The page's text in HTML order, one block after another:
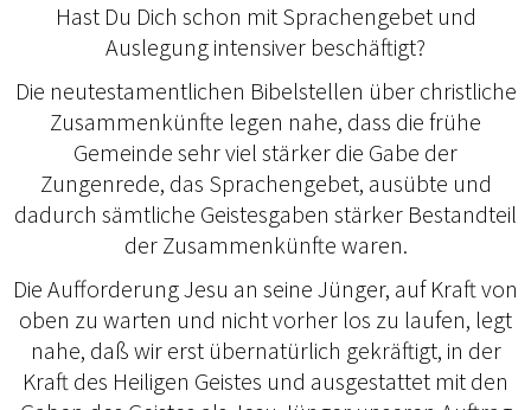
Hast Du Dich schon mit Sprachengebet und
Auslegung intensiver beschäftigt?
Die neutestamentlichen Bibelstellen über christliche
Zusammenkünfte legen nahe, dass die frühe
Gemeinde sehr viel stärker die Gabe der
Zungenrede, das Sprachengebet, ausübte und
dadurch sämtliche Geistesgaben stärker Bestandteil
der Zusammenkünfte waren.
Die Aufforderung Jesu an seine Jünger, auf Kraft von
oben zu warten und nicht vorher los zu laufen, legt
nahe, daß wir erst übernatürlich gekräftigt, in der
Kraft des Heiligen Geistes und ausgestattet mit den